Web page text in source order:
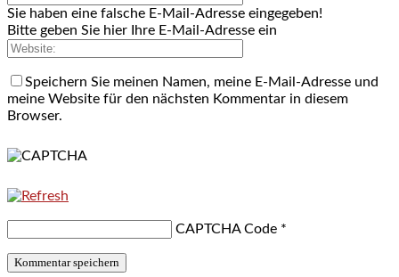
Sie haben eine falsche E-Mail-Adresse eingegeben!
Bitte geben Sie hier Ihre E-Mail-Adresse ein
Speichern Sie meinen Namen, meine E-Mail-Adresse und
meine Website für den nächsten Kommentar in diesem
Browser.
CAPTCHA Code *